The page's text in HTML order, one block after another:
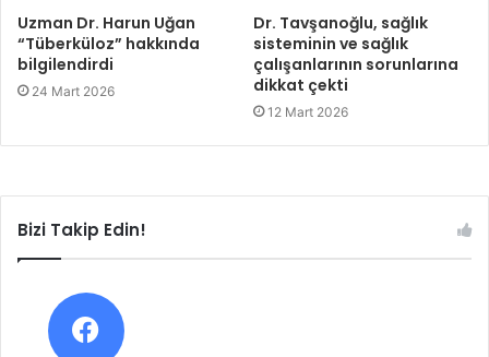
Uzman Dr. Harun Uğan
“Tüberküloz” hakkında
bilgilendirdi
24 Mart 2026
Dr. Tavşanoğlu, sağlık
sisteminin ve sağlık
çalışanlarının sorunlarına
dikkat çekti
12 Mart 2026
Bizi Takip Edin!